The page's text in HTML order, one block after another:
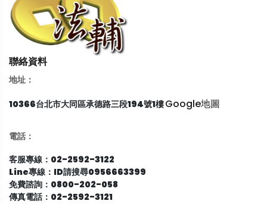
聯絡資料
地址：
10366台北市大同區承德路三段194號1樓Google地圖
電話：
客服專線：02-2592-3122
Line專線：ID請搜尋0956663399
免費諮詢：0800-202-058
傳真電話：02-2592-3121